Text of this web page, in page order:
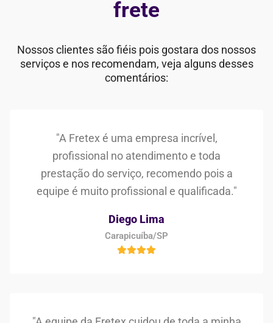
frete
Nossos clientes são fiéis pois gostara dos nossos
serviços e nos recomendam, veja alguns desses
comentários:
"A Fretex é uma empresa incrível,
profissional no atendimento e toda
prestação do serviço, recomendo pois a
equipe é muito profissional e qualificada."
Diego Lima
Carapicuíba/SP